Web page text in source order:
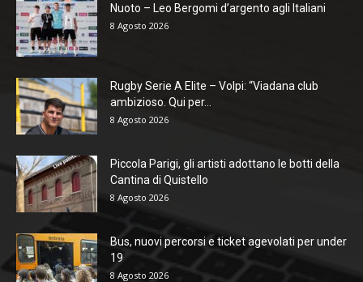
Nuoto – Leo Bergomi d’argento agli Italiani
8 Agosto 2026
Rugby Serie A Elite – Volpi: “Viadana club
ambizioso. Qui per...
8 Agosto 2026
Piccola Parigi, gli artisti adottano le botti della
Cantina di Quistello
8 Agosto 2026
Bus, nuovi percorsi e ticket agevolati per under
19
8 Agosto 2026